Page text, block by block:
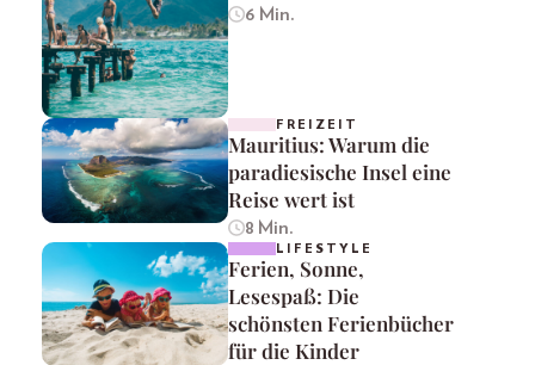
6 Min.
FREIZEIT
Mauritius: Warum die
paradiesische Insel eine
Reise wert ist
8 Min.
LIFESTYLE
Ferien, Sonne,
Lesespaß: Die
schönsten Ferienbücher
für die Kinder